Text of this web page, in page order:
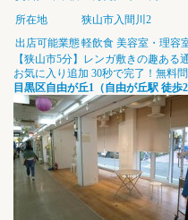
所在地
狭山市入間川2
出店可能業態軽飲食 美容室・理容
【狭山市5分】レンガ敷きの趣ある
お気に入り追加 30秒で完了！無料
目黒区自由が丘1（自由が丘駅 徒歩